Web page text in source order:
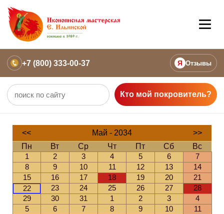
+7 (800) 333-00-37 Я Отзывы
Кто мой покровитель?
<< Май - 2034
>>
Пн
Вт Ср Чт Пт Сб
Вс
1
2 3 4 5 6
7
8
9 10 11 12 13
14
15
16 17 18 19 20
21
22
23 24 25 26 27
28
29
30 31 1 2 3
4
5
6 7 8 9 10 11